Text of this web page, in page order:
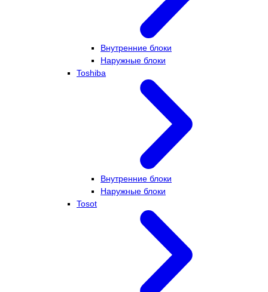
Внутренние блоки
Наружные блоки
Toshiba
Внутренние блоки
Наружные блоки
Tosot